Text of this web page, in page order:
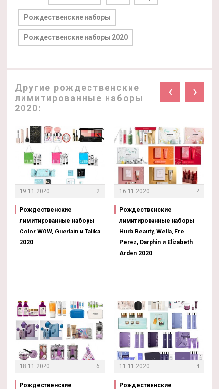
Рождественские наборы
Рождественские наборы 2020
Другие рождественские
лимитированные наборы
2020:
‹ ›
19.11.2020 2
Рождественские
лимитированные наборы
Color WOW, Guerlain и Talika
2020
18.11.2020 6
Рождественские
16.11.2020 2
Рождественские
лимитированные наборы
Huda Beauty, Wella, Ere
Perez, Darphin и Elizabeth
Arden 2020
11.11.2020 4
Рождественские